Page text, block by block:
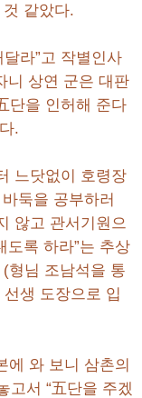
같았다.
라”고 작별인사
니 상연 군은 대판
단을 인허해 준다
.
느닷없이 호령장
둑을 공부하러
않고 관서기원으
도록 하라”는 추상
형님 조남석을 통
생 도장으로 입
에 와 보니 삼촌의
고서 “五단을 주겠